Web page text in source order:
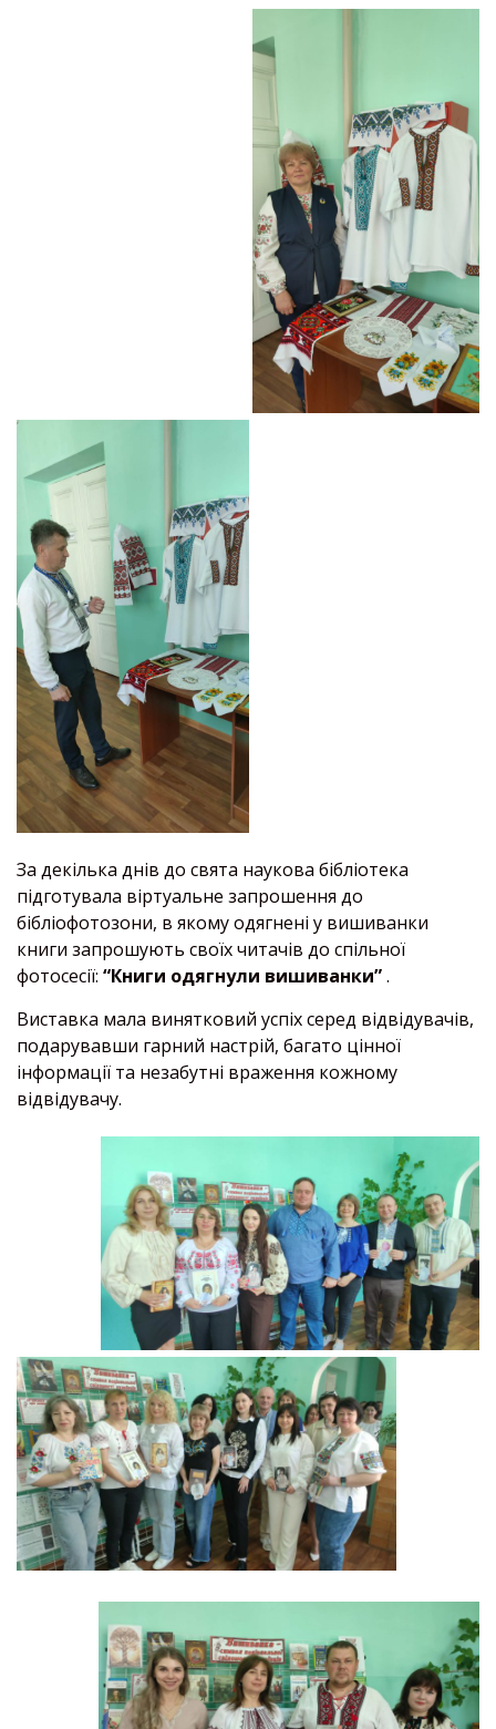
За декілька днів до свята наукова бібліотека
підготувала віртуальне запрошення до
бібліофотозони, в якому одягнені у вишиванки
книги запрошують своїх читачів до спільної
фотосесії: “Книги одягнули вишиванки”.
Виставка мала винятковий успіх серед відвідувачів,
подарувавши гарний настрій, багато цінної
інформації та незабутні враження кожному
відвідувачу.